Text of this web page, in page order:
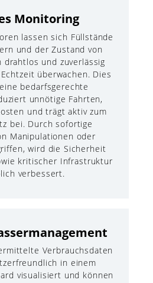
Monitoring
lassen sich Füllstände
und der Zustand von
drahtlos und zuverlässig
überwachen. Dies
bedarfsgerechte
unnötige Fahrten,
und trägt aktiv zum
bei. Durch sofortige
Manipulationen oder
wird die Sicherheit
kritischer Infrastruktur
verbessert.
Verbrauchsdaten
in einem
visualisiert und können